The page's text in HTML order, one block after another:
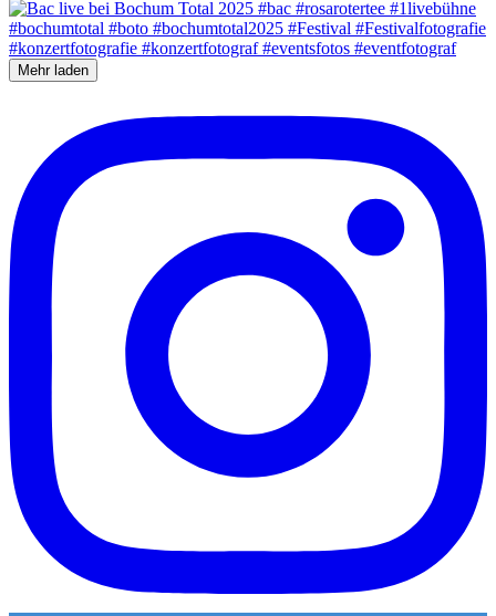
Mehr laden